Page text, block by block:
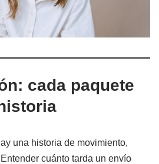
cada paquete
una historia de movimiento,
cuánto tarda un envío